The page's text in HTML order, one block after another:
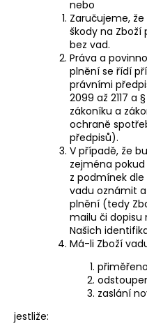
nebo
Zaručujeme,
škody na Zboží
bez vad.
Práva a
plnění se řídí
právními
2099 až 2117 a
zákoníku a
ochraně
předpisů).
V případě, že
zejména
z podmínek dle
vadu oznámit
plnění (tedy
mailu či dopisu
Našich
Má-li Zboží
zaslání
jestliže: